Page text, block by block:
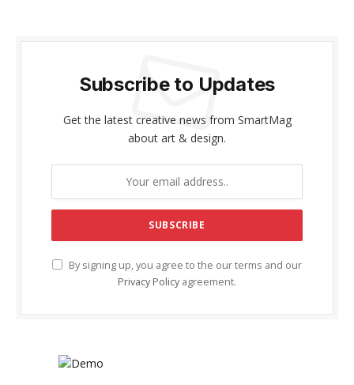
Subscribe to Updates
Get the latest creative news from SmartMag
about art & design.
By signing up, you agree to the our terms and our
Privacy Policy agreement.